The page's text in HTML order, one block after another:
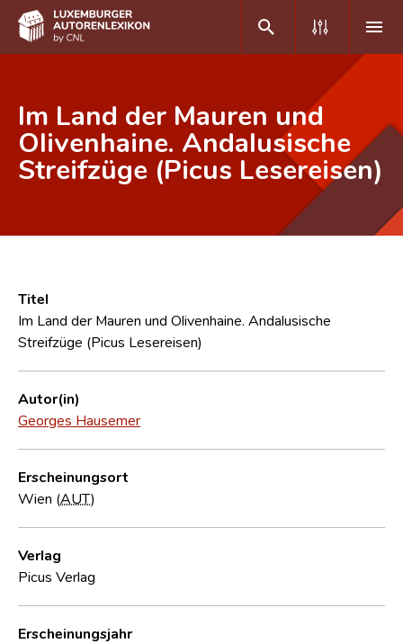
DE FR
Home
Erweiterte Suche
CNL
Forschungsgruppe
Im Land der Mauren und
Olivenhaine. Andalusische
Streifzüge (Picus Lesereisen)
Titel
Im Land der Mauren und Olivenhaine. Andalusische
Streifzüge (Picus Lesereisen)
Autor(in)
Georges Hausemer
Erscheinungsort
Wien (AUT)
Verlag
Picus Verlag
Erscheinungsjahr